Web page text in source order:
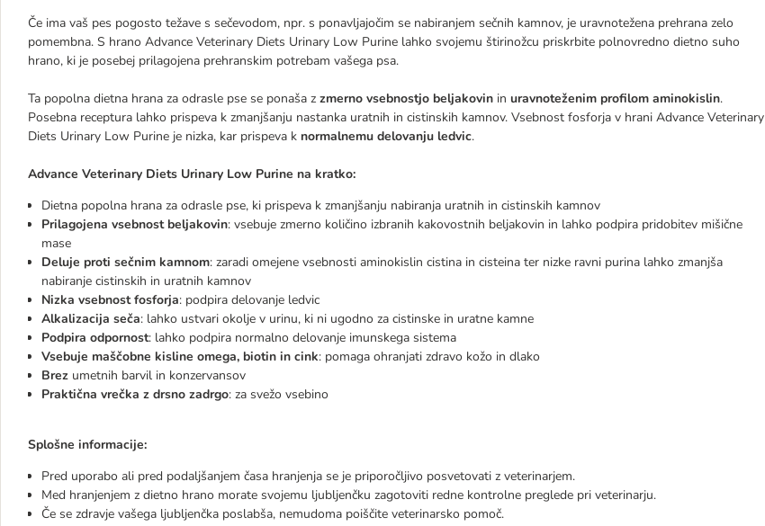
Če ima vaš pes pogosto težave s sečevodom, npr. s ponavljajočim se nabiranjem sečnih kamnov, je uravnotežena prehrana zelo
pomembna. S hrano Advance Veterinary Diets Urinary Low Purine lahko svojemu štirinožcu priskrbite polnovredno dietno suho
hrano, ki je posebej prilagojena prehranskim potrebam vašega psa.
Ta popolna dietna hrana za odrasle pse se ponaša z zmerno vsebnostjo beljakovin in uravnoteženim profilom aminokislin.
Posebna receptura lahko prispeva k zmanjšanju nastanka uratnih in cistinskih kamnov. Vsebnost fosforja v hrani Advance Veterinary
Diets Urinary Low Purine je nizka, kar prispeva k normalnemu delovanju ledvic.
Advance Veterinary Diets Urinary Low Purine na kratko:
Dietna popolna hrana za odrasle pse, ki prispeva k zmanjšanju nabiranja uratnih in cistinskih kamnov
Prilagojena vsebnost beljakovin: vsebuje zmerno količino izbranih kakovostnih beljakovin in lahko podpira pridobitev mišične
mase
Deluje proti sečnim kamnom: zaradi omejene vsebnosti aminokislin cistina in cisteina ter nizke ravni purina lahko zmanjša
nabiranje cistinskih in uratnih kamnov
Nizka vsebnost fosforja: podpira delovanje ledvic
Alkalizacija seča: lahko ustvari okolje v urinu, ki ni ugodno za cistinske in uratne kamne
Podpira odpornost: lahko podpira normalno delovanje imunskega sistema
Vsebuje maščobne kisline omega, biotin in cink: pomaga ohranjati zdravo kožo in dlako
Brez umetnih barvil in konzervansov
Praktična vrečka z drsno zadrgo: za svežo vsebino
Splošne informacije:
Pred uporabo ali pred podaljšanjem časa hranjenja se je priporočljivo posvetovati z veterinarjem.
Med hranjenjem z dietno hrano morate svojemu ljubljenčku zagotoviti redne kontrolne preglede pri veterinarju.
Če se zdravje vašega ljubljenčka poslabša, nemudoma poiščite veterinarsko pomoč.